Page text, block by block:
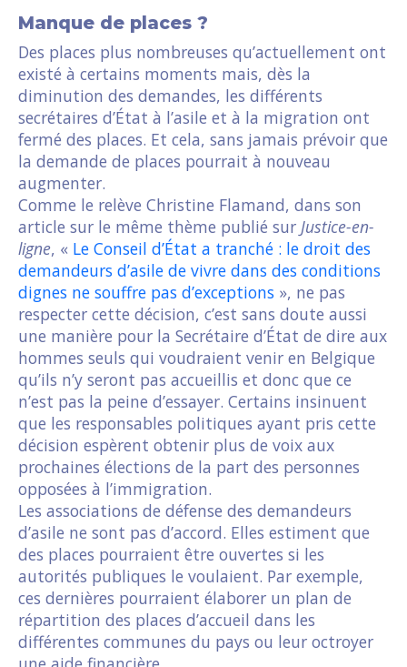
Manque de places ?
Des places plus nombreuses qu’actuellement ont
existé à certains moments mais, dès la
diminution des demandes, les différents
secrétaires d’État à l’asile et à la migration ont
fermé des places. Et cela, sans jamais prévoir que
la demande de places pourrait à nouveau
augmenter.
Comme le relève Christine Flamand, dans son
article sur le même thème publié sur Justice-en-
ligne, « Le Conseil d’État a tranché : le droit des
demandeurs d’asile de vivre dans des conditions
dignes ne souffre pas d’exceptions », ne pas
respecter cette décision, c’est sans doute aussi
une manière pour la Secrétaire d’État de dire aux
hommes seuls qui voudraient venir en Belgique
qu’ils n’y seront pas accueillis et donc que ce
n’est pas la peine d’essayer. Certains insinuent
que les responsables politiques ayant pris cette
décision espèrent obtenir plus de voix aux
prochaines élections de la part des personnes
opposées à l’immigration.
Les associations de défense des demandeurs
d’asile ne sont pas d’accord. Elles estiment que
des places pourraient être ouvertes si les
autorités publiques le voulaient. Par exemple,
ces dernières pourraient élaborer un plan de
répartition des places d’accueil dans les
différentes communes du pays ou leur octroyer